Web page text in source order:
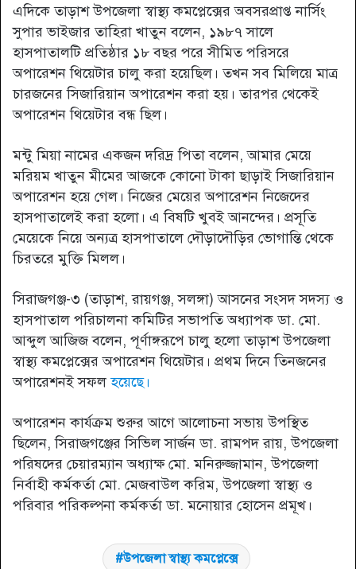
এদিকে তাড়াশ উপজেলা স্বাস্থ্য কমপ্লেক্সের অবসরপ্রাপ্ত নার্সিং
সুপার ভাইজার তাহিরা খাতুন বলেন, ১৯৮৭ সালে
হাসপাতালটি প্রতিষ্ঠার ১৮ বছর পরে সীমিত পরিসরে
অপারেশন থিয়েটার চালু করা হয়েছিল। তখন সব মিলিয়ে মাত্র
চারজনের সিজারিয়ান অপারেশন করা হয়। তারপর থেকেই
অপারেশন থিয়েটার বন্ধ ছিল।
মন্টু মিয়া নামের একজন দরিদ্র পিতা বলেন, আমার মেয়ে
মরিয়ম খাতুন মীমের আজকে কোনো টাকা ছাড়াই সিজারিয়ান
অপারেশন হয়ে গেল। নিজের মেয়ের অপারেশন নিজেদের
হাসপাতালেই করা হলো। এ বিষটি খুবই আনন্দের। প্রসূতি
মেয়েকে নিয়ে অন্যত্র হাসপাতালে দৌড়াদৌড়ির ভোগান্তি থেকে
চিরতরে মুক্তি মিলল।
সিরাজগঞ্জ-৩ (তাড়াশ, রায়গঞ্জ, সলঙ্গা) আসনের সংসদ সদস্য ও
হাসপাতাল পরিচালনা কমিটির সভাপতি অধ্যাপক ডা. মো.
আব্দুল আজিজ বলেন, পূর্ণাঙ্গরূপে চালু হলো তাড়াশ উপজেলা
স্বাস্থ্য কমপ্লেক্সের অপারেশন থিয়েটার। প্রথম দিনে তিনজনের
অপারেশনই সফলহয়েছে।
অপারেশন কার্যক্রম শুরুর আগে আলোচনা সভায় উপস্থিত
ছিলেন, সিরাজগঞ্জের সিভিল সার্জন ডা. রামপদ রায়, উপজেলা
পরিষদের চেয়ারম্যান অধ্যাক্ষ মো. মনিরুজ্জামান, উপজেলা
নির্বাহী কর্মকর্তা মো. মেজবাউল করিম, উপজেলা স্বাস্থ্য ও
পরিবার পরিকল্পনা কর্মকর্তা ডা. মনোয়ার হোসেন প্রমূখ।
উপজেলা স্বাস্থ্য কমপ্লেক্সে